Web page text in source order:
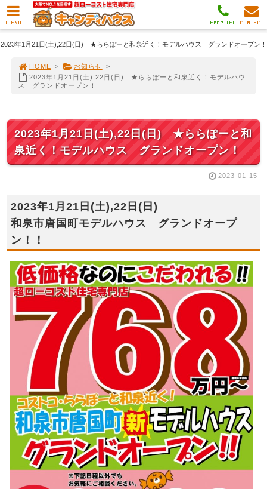
2023年1月21日(土),22日(日) ★ららぽーと和泉近く！モデルハウス グランドオープン！
HOME > お知らせ >
2023年1月21日(土),22日(日) ★ららぽーと和泉近く！モデルハウ
ス グランドオープン！
2023年1月21日(土),22日(日) ★ららぽーと和
泉近く！モデルハウス グランドオープン！
2023-01-15
2023年1月21日(土),22日(日)
和泉市唐国町モデルハウス グランドオープ
ン！！
MENU CONTACT
Free-TEL